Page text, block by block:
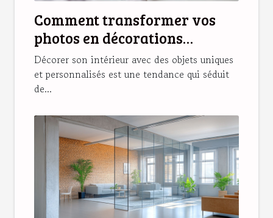
Comment transformer vos
photos en décorations
magnétiques originales ?
Décorer son intérieur avec des objets uniques
et personnalisés est une tendance qui séduit
de...